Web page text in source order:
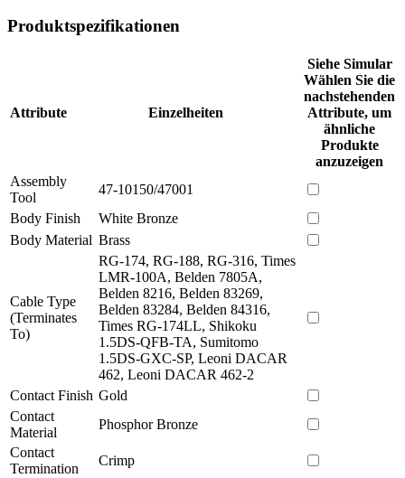
Produktspezifikationen
Attribute Einzelheiten
Siehe Simular
Wählen Sie die
nachstehenden
Attribute, um
ähnliche
Produkte
anzuzeigen
Assembly
Tool
47-10150/47001
Body Finish
White Bronze
Body Material Brass
Cable Type
(Terminates
To)
RG-174, RG-188, RG-316, Times
LMR-100A, Belden 7805A,
Belden 8216, Belden 83269,
Belden 83284, Belden 84316,
Times RG-174LL, Shikoku
1.5DS-QFB-TA, Sumitomo
1.5DS-GXC-SP, Leoni DACAR
462, Leoni DACAR 462-2
Contact Finish Gold
Contact
Material
Phosphor Bronze
Contact
Termination
Crimp